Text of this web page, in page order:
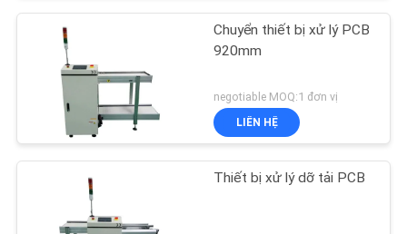
Chuyển thiết bị xử lý PCB
920mm
negotiable MOQ:1 đơn vị
LIÊN HỆ
Thiết bị xử lý dỡ tải PCB